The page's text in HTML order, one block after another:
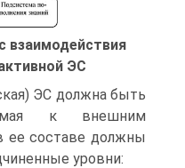
взаимодействия
ЭС
ЭС должна быть
к внешним
ее составе должны
уровни: